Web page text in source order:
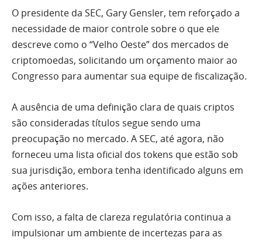
O presidente da SEC, Gary Gensler, tem reforçado a
necessidade de maior controle sobre o que ele
descreve como o “Velho Oeste” dos mercados de
criptomoedas, solicitando um orçamento maior ao
Congresso para aumentar sua equipe de fiscalização.
A ausência de uma definição clara de quais criptos
são consideradas títulos segue sendo uma
preocupação no mercado. A SEC, até agora, não
forneceu uma lista oficial dos tokens que estão sob
sua jurisdição, embora tenha identificado alguns em
ações anteriores.
Com isso, a falta de clareza regulatória continua a
impulsionar um ambiente de incertezas para as